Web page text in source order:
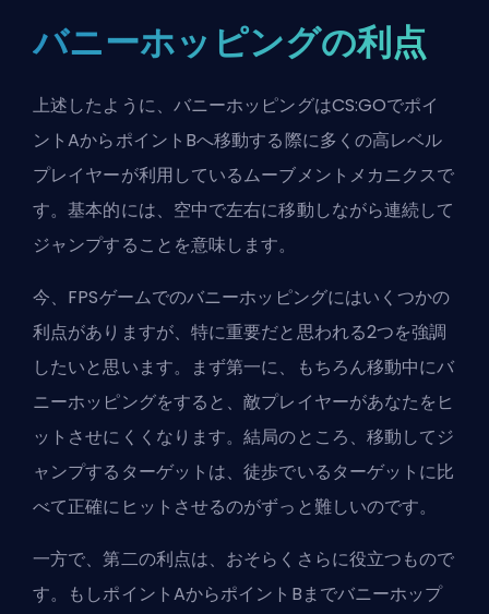
バニーホッピングの利点
上述したように、バニーホッピングはCS:GOでポイ
ントAからポイントBへ移動する際に多くの高レベル
プレイヤーが利用しているムーブメントメカニクスで
す。基本的には、空中で左右に移動しながら連続して
ジャンプすることを意味します。
今、FPSゲームでのバニーホッピングにはいくつかの
利点がありますが、特に重要だと思われる2つを強調
したいと思います。まず第一に、もちろん移動中にバ
ニーホッピングをすると、敵プレイヤーがあなたをヒ
ットさせにくくなります。結局のところ、移動してジ
ャンプするターゲットは、徒歩でいるターゲットに比
べて正確にヒットさせるのがずっと難しいのです。
一方で、第二の利点は、おそらくさらに役立つもので
す。もしポイントAからポイントBまでバニーホップ